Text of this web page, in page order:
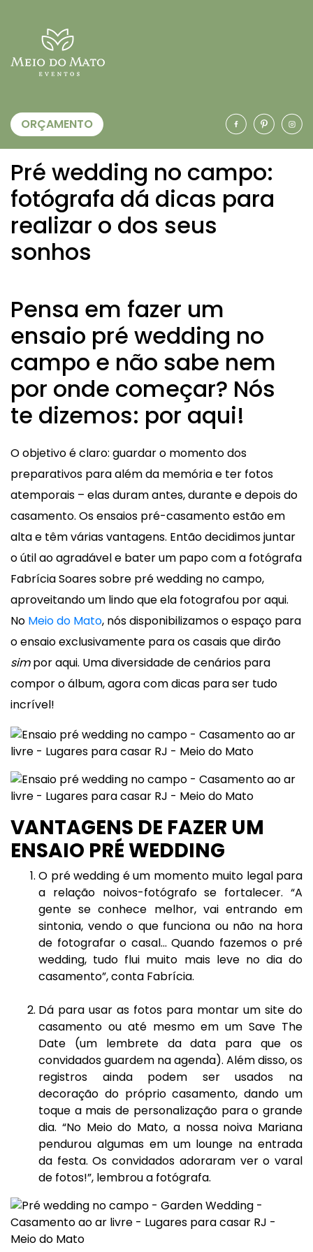
ORÇAMENTO
Pré wedding no campo:
fotógrafa dá dicas para
realizar o dos seus
sonhos
Pensa em fazer um
ensaio pré wedding no
campo e não sabe nem
por onde começar? Nós
te dizemos: por aqui!
O objetivo é claro: guardar o momento dos
preparativos para além da memória e ter fotos
atemporais – elas duram antes, durante e depois do
casamento. Os ensaios pré-casamento estão em
alta e têm várias vantagens. Então decidimos juntar
o útil ao agradável e bater um papo com a fotógrafa
Fabrícia Soares sobre pré wedding no campo,
aproveitando um lindo que ela fotografou por aqui.
No Meio do Mato, nós disponibilizamos o espaço para
o ensaio exclusivamente para os casais que dirão
simpor aqui. Uma diversidade de cenários para
compor o álbum, agora com dicas para ser tudo
incrível!
VANTAGENS DE FAZER UM
ENSAIO PRÉ WEDDING
O pré wedding é um momento muito legal para
a relação noivos-fotógrafo se fortalecer. “A
gente se conhece melhor, vai entrando em
sintonia, vendo o que funciona ou não na hora
de fotografar o casal… Quando fazemos o pré
wedding, tudo flui muito mais leve no dia do
casamento”, conta Fabrícia.
Dá para usar as fotos para montar um site do
casamento ou até mesmo em um Save The
Date (um lembrete da data para que os
convidados guardem na agenda). Além disso, os
registros ainda podem ser usados na
decoração do próprio casamento, dando um
toque a mais de personalização para o grande
dia. “No Meio do Mato, a nossa noiva Mariana
pendurou algumas em um lounge na entrada
da festa. Os convidados adoraram ver o varal
de fotos!”, lembrou a fotógrafa.